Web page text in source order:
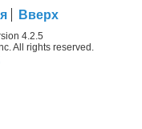
Вверх
4.2.5
All rights reserved.